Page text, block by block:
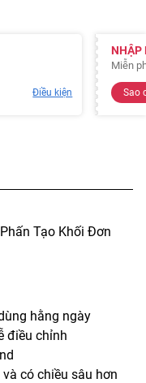
Điều kiện
NHẬP
Miễn
Sao
Tạo Khối Đơn
hằng ngày
điều chỉnh
có chiều sâu hơn